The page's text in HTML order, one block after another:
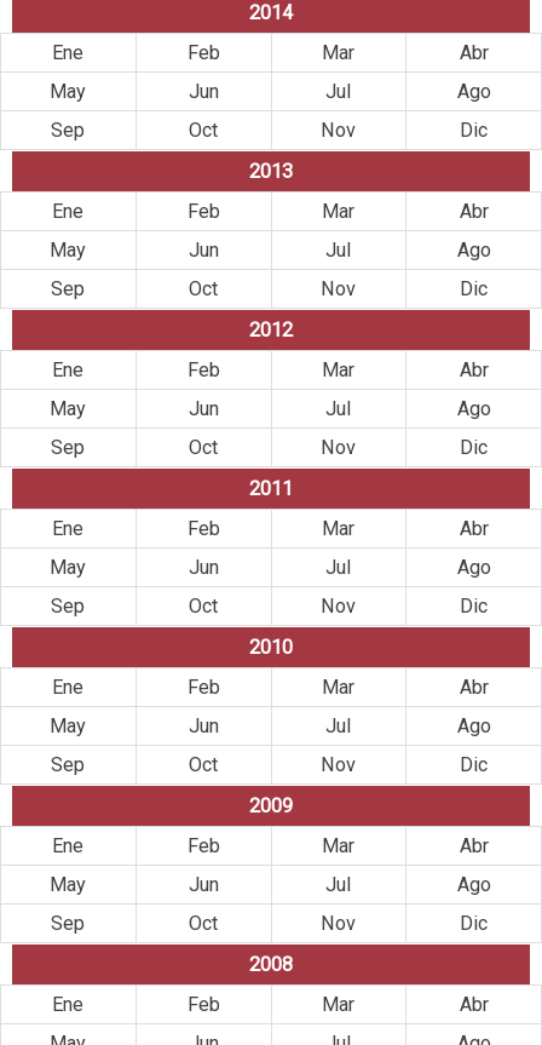
2014
Ene
Feb Mar
Abr
May
Jun Jul
Ago
Sep
Oct Nov
Dic
2013
Ene
Feb Mar
Abr
May
Jun Jul
Ago
Sep
Oct Nov
Dic
2012
Ene
Feb Mar
Abr
May
Jun Jul
Ago
Sep
Oct Nov
Dic
2011
Ene
Feb Mar
Abr
May
Jun Jul
Ago
Sep
Oct Nov
Dic
2010
Ene
Feb Mar
Abr
May
Jun Jul
Ago
Sep
Oct Nov
Dic
2009
Ene
Feb Mar
Abr
May
Jun Jul
Ago
Sep
Oct Nov
Dic
2008
Ene
Feb Mar
Abr